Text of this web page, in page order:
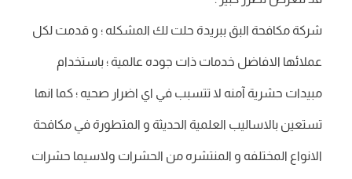
شركة مكافحة البق ببريدة حلت لك المشكله ؛ و قدمت لكل
عملائها الافاضل خدمات ذات جوده عالمية ؛ باستخدام
مبيدات حشرية آمنه لا تتسبب في اي اضرار صحيه ؛ كما انها
تستعين بالاساليب العلمية الحديثة و المتطورة في مكافحة
الانواع المختلفه و المنتشره من الحشرات ولاسيما حشرات